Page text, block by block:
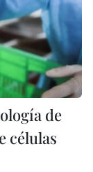
de
células